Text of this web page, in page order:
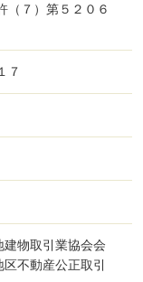
（７）第５２０６
７
物取引業協会会
不動産公正取引